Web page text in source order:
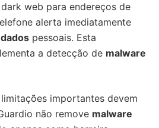
web para endereços de
alerta imediatamente
dados pessoais. Esta
a detecção de malware
importantes devem
não remove malware